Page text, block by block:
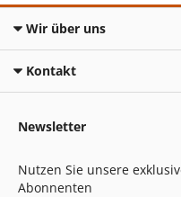
Wir über uns
Kontakt
Newsletter
Nutzen Sie unsere
Abonnenten